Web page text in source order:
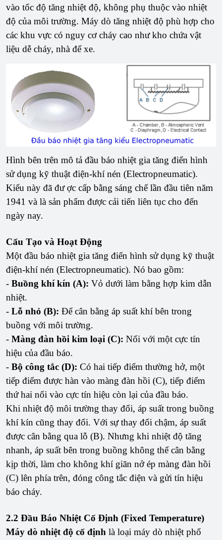
vào tốc độ tăng nhiệt độ, không phụ thuộc vào nhiệt
độ của môi trường. Máy dò tăng nhiệt độ phù hợp cho
các khu vực có nguy cơ cháy cao như kho chứa vật
liệu dễ cháy, nhà để xe.
Hình bên trên mô tả đầu báo nhiệt gia tăng điển hình
sử dụng kỹ thuật điện-khí nén (Electropneumatic).
Kiểu này đã đư ợc cấp bằng sáng chế lần đầu tiên năm
1941 và là sản phẩm được cải tiến liên tục cho đến
ngày nay.
Cấu Tạo và Hoạt Động
Một đầu báo nhiệt gia tăng điển hình sử dụng kỹ thuật
điện-khí nén (Electropneumatic). Nó bao gồm:
- Buồng khí kín (A): Vỏ dưới làm bằng hợp kim dẫn
nhiệt.
- Lỗ nhỏ (B): Để cân bằng áp suất khí bên trong
buồng với môi trường.
- Màng đàn hồi kim loại (C): Nối với một cực tín
hiệu của đầu báo.
- Bộ công tắc (D): Có hai tiếp điểm thường hở, một
tiếp điểm được hàn vào màng đàn hồi (C), tiếp điểm
thứ hai nối vào cực tín hiệu còn lại của đầu báo.
Khi nhiệt độ môi trường thay đổi, áp suất trong buồng
khí kín cũng thay đổi. Với sự thay đổi chậm, áp suất
được cân bằng qua lỗ (B). Nhưng khi nhiệt độ tăng
nhanh, áp suất bên trong buồng không thể cân bằng
kịp thời, làm cho không khí giãn nở ép màng đàn hồi
(C) lên phía trên, đóng công tắc điện và gửi tín hiệu
báo cháy.
2.2 Đầu Báo Nhiệt Cố Định (Fixed Temperature)
Máy dò nhiệt độ cố định là loại máy dò nhiệt phổ